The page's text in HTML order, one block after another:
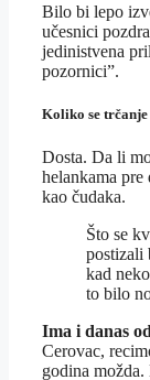
Bilo bi lepo
učesnici
jedinistvena
pozornici”.
Koliko se trčanje
Dosta. Da li
helankama pre
kao čudaka.
Što se
postizali
kad
to bilo
Ima i danas
Cerovac,
godina